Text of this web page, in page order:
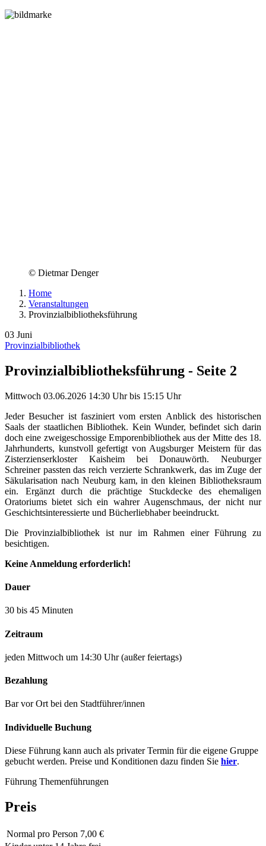
© Dietmar Denger
Home
Veranstaltungen
Provinzialbibliotheksführung
03 Juni
Provinzialbibliothek
Provinzialbibliotheksführung - Seite 2
Mittwoch 03.06.2026 14:30 Uhrbis 15:15 Uhr
Jeder Besucher ist fasziniert vom ersten Anblick des historischen
Saals der staatlichen Bibliothek. Kein Wunder, befindet sich darin
doch eine zweigeschossige Emporenbibliothek aus der Mitte des 18.
Jahrhunderts, kunstvoll gefertigt von Augsburger Meistern für das
Zisterzienserkloster Kaisheim bei Donauwörth. Neuburger
Schreiner passten das reich verzierte Schrankwerk, das im Zuge der
Säkularisation nach Neuburg kam, in den kleinen Bibliotheksraum
ein. Ergänzt durch die prächtige Stuckdecke des ehemaligen
Oratoriums bietet sich ein wahrer Augenschmaus, der nicht nur
Geschichtsinteressierte und Bücherliebhaber beeindruckt.
Die Provinzialbibliothek ist nur im Rahmen einer Führung zu
besichtigen.
Keine Anmeldung erforderlich!
Dauer
30 bis 45 Minuten
Zeitraum
jeden Mittwoch um 14:30 Uhr (außer feiertags)
Bezahlung
Bar vor Ort bei den Stadtführer/innen
Individuelle Buchung
Diese Führung kann auch als privater Termin für die eigene Gruppe
gebucht werden. Preise und Konditionen dazu finden Sie hier.
Führung Themenführungen
Preis
Normal pro Person 7,00 €